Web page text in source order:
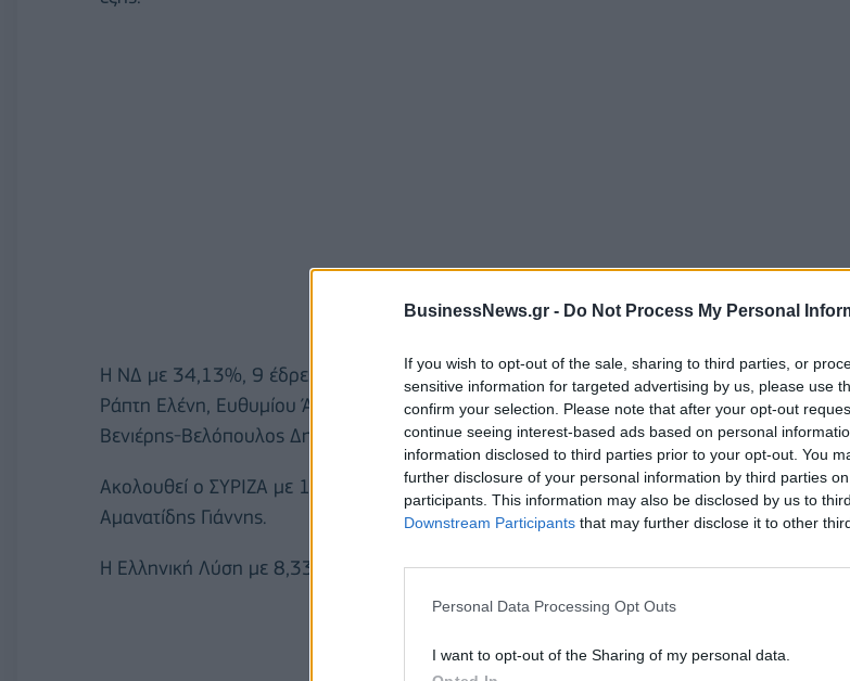
BusinessNews.gr - Do Not Process My Personal
If you wish to opt-out of the sale, sharing to third parties, or
sensitive information for targeted advertising by us, please use
confirm your selection. Please note that after your opt-out
continue seeing interest-based ads based on personal
information disclosed to third parties prior to your opt-out. You
further disclosure of your personal information by third parties
participants. This information may also be disclosed by us to
Downstream Participants that may further disclose it to other
Personal Data Processing Opt Outs
I want to opt-out of the Sharing of my personal data.
Η ΝΔ με 34,13%, 9 έδρες και Κυριάκος Μητσοτάκης, Καλαφάτης Σταύρος, Γκιουλέκας
Ράπτη Ελένη, Ευθυμίου Άννα, Σιμόπουλος Στράτος, Κούβελας Δημ., Γκολιδάκης
Βενιέρης-Βελόπουλος Δημ.
Ακολουθεί ο ΣΥΡΙΖΑ με 19,68%, 4 έδρες και Νοτοπούλου Αικ., Θρασκιά Ράνια,
Αμανατίδης Γιάννης.
Η Ελληνική Λύση με 8,33, 2 έδρες και Βελόπουλος Κυριάκος, Αμανατίδης Χρήστος.